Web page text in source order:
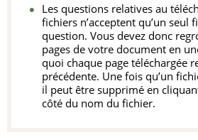
Les questions relatives au
fichiers n’acceptent qu’un seul
question. Vous devez donc
pages de votre document en
quoi chaque page téléchargée
précédente. Une fois qu’un
il peut être supprimé en
côté du nom du fichier.